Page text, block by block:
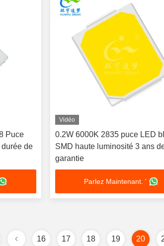
Puce
de
Vidéo
0.2W 6000K 2835 puce LED
SMD haute luminosité 3 ans
garantie
Parlez Maintenant. '
16 17 18 19 20